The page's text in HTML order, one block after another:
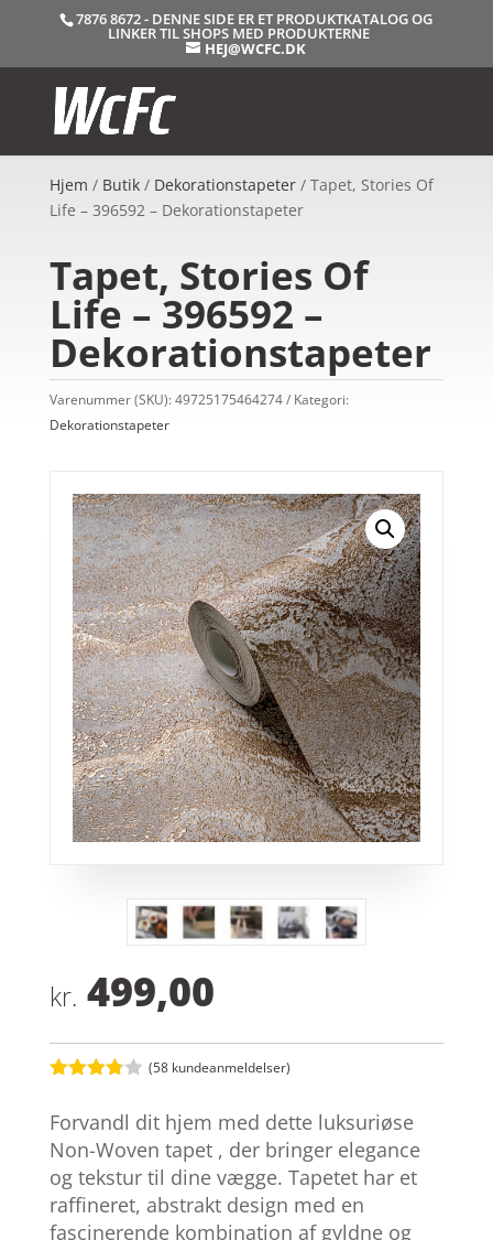
7876 8672 - DENNE SIDE ER ET PRODUKTKATALOG OG
LINKER TIL SHOPS MED PRODUKTERNE
HEJ@WCFC.DK
Hjem / Butik/ Dekorationstapeter/ Tapet, Stories Of
Life – 396592 – Dekorationstapeter
Tapet, Stories Of
Life – 396592 –
Dekorationstapeter
Varenummer (SKU):49725175464274
Kategori:
Dekorationstapeter
kr. 499,00
ud af 5
baseret
på
kundebed
ømmels
er
(58 kundeanmeldelser)
Forvandl dit hjem med dette luksuriøse
Non-Woven tapet , der bringer elegance
og tekstur til dine vægge. Tapetet har et
raffineret, abstrakt design med en
fascinerende kombination af gyldne og